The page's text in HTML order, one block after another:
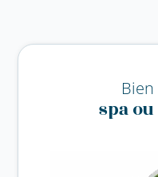
spa